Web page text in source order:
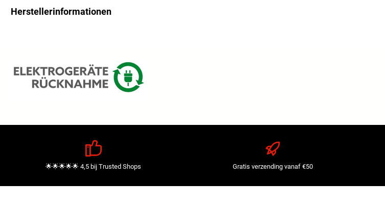
Herstellerinformationen
🌟🌟🌟🌟🌟 4,5 bij Trusted Shops Gratis verzending vanaf €50